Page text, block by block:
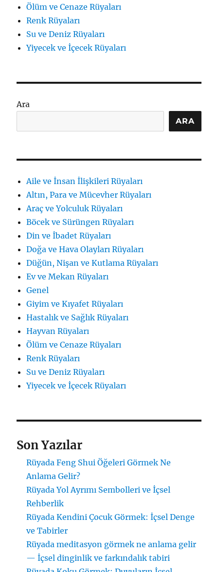
Ölüm ve Cenaze Rüyaları
Renk Rüyaları
Su ve Deniz Rüyaları
Yiyecek ve İçecek Rüyaları
Ara
ARA
Aile ve İnsan İlişkileri Rüyaları
Altın, Para ve Mücevher Rüyaları
Araç ve Yolculuk Rüyaları
Böcek ve Sürüngen Rüyaları
Din ve İbadet Rüyaları
Doğa ve Hava Olayları Rüyaları
Düğün, Nişan ve Kutlama Rüyaları
Ev ve Mekan Rüyaları
Genel
Giyim ve Kıyafet Rüyaları
Hastalık ve Sağlık Rüyaları
Hayvan Rüyaları
Ölüm ve Cenaze Rüyaları
Renk Rüyaları
Su ve Deniz Rüyaları
Yiyecek ve İçecek Rüyaları
Son Yazılar
Rüyada Feng Shui Öğeleri Görmek Ne
Anlama Gelir?
Rüyada Yol Ayrımı Sembolleri ve İçsel
Rehberlik
Rüyada Kendini Çocuk Görmek: İçsel Denge
ve Tabirler
Rüyada meditasyon görmek ne anlama gelir
— İçsel dinginlik ve farkındalık tabiri